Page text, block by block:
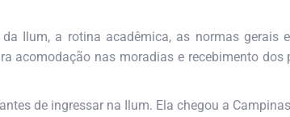
Ilum, a rotina acadêmica, as normas gerais
acomodação nas moradias e recebimento dos
de ingressar na Ilum. Ela chegou a